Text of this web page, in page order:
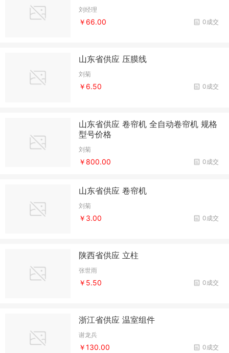
刘经理
0成交
￥66.00
山东省供应 压膜线
刘菊
0成交
￥6.50
山东省供应 卷帘机 全自动卷帘机 规格
型号价格
刘菊
0成交
￥800.00
山东省供应 卷帘机
刘菊
0成交
￥3.00
陕西省供应 立柱
张世雨
0成交
￥5.50
浙江省供应 温室组件
谢龙兵
0成交
￥130.00